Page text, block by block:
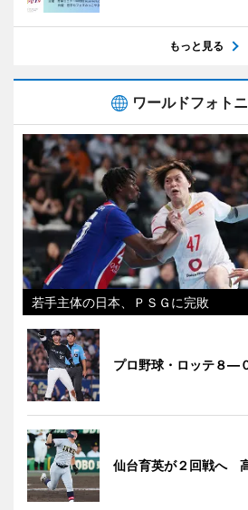
もっと見る
ワールドフォト
若手主体の日本、ＰＳＧに完敗
プロ野球・ロッテ８―
仙台育英が２回戦へ